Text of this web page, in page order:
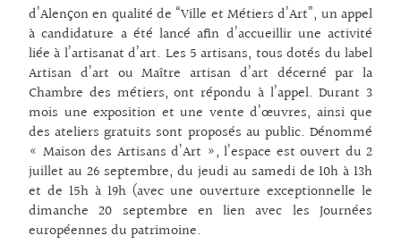
d’Alençon en qualité de “Ville et Métiers d’Art”, un appel
à candidature a été lancé afin d’accueillir une activité
liée à l’artisanat d’art. Les 5 artisans, tous dotés du label
Artisan d’art ou Maître artisan d’art décerné par la
Chambre des métiers, ont répondu à l’appel. Durant 3
mois une exposition et une vente d’œuvres, ainsi que
des ateliers gratuits sont proposés au public. Dénommé
« Maison des Artisans d’Art », l’espace est ouvert du 2
juillet au 26 septembre, du jeudi au samedi de 10h à 13h
et de 15h à 19h (avec une ouverture exceptionnelle le
dimanche 20 septembre en lien avec les Journées
européennes du patrimoine.